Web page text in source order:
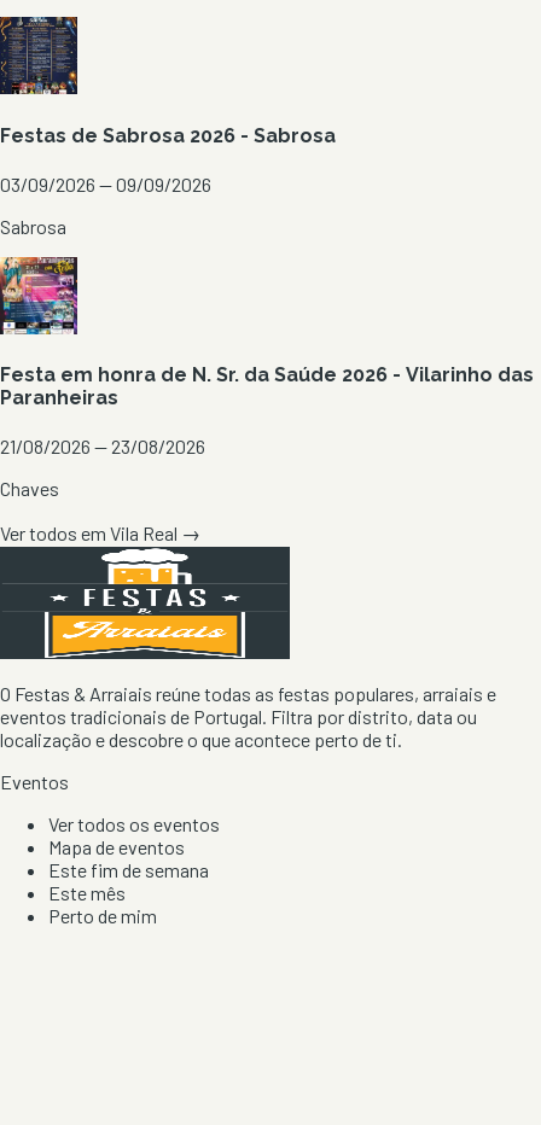
Festas de Sabrosa 2026 - Sabrosa
03/09/2026 — 09/09/2026
Sabrosa
Festa em honra de N. Sr. da Saúde 2026 - Vilarinho das
Paranheiras
21/08/2026 — 23/08/2026
Chaves
Ver todos em Vila Real →
O Festas & Arraiais reúne todas as festas populares, arraiais e
eventos tradicionais de Portugal. Filtra por distrito, data ou
localização e descobre o que acontece perto de ti.
Eventos
Ver todos os eventos
Mapa de eventos
Este fim de semana
Este mês
Perto de mim